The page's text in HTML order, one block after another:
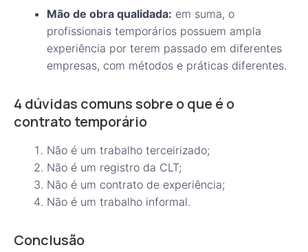
Mão de obra qualidada: em suma, o
profissionais temporários possuem ampla
experiência por terem passado em diferentes
empresas, com métodos e práticas diferentes.
4 dúvidas comuns sobre o que é o
contrato temporário
Não é um trabalho terceirizado;
Não é um registro da CLT;
Não é um contrato de experiência;
Não é um trabalho informal.
Conclusão